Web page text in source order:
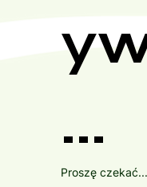
...
Proszę czekać...